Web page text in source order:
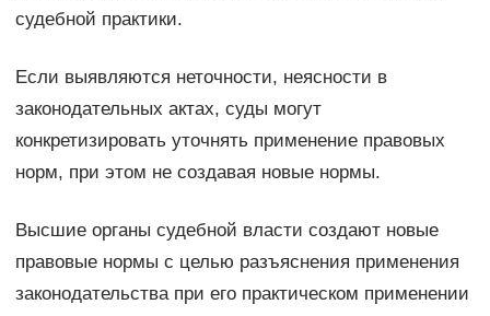
судебной практики.
Если выявляются неточности, неясности в
законодательных актах, суды могут
конкретизировать уточнять применение правовых
норм, при этом не создавая новые нормы.
Высшие органы судебной власти создают новые
правовые нормы с целью разъяснения применения
законодательства при его практическом применении